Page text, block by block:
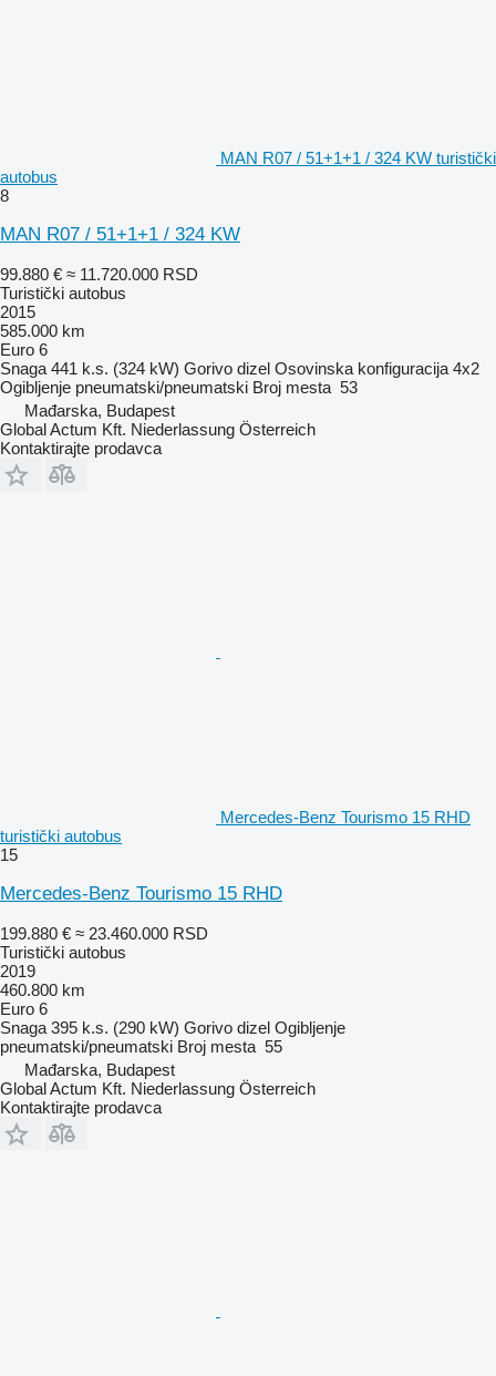
MAN R07 / 51+1+1 / 324 KW turistički
autobus
8
MAN R07 / 51+1+1 / 324 KW
99.880 € ≈ 11.720.000 RSD
Turistički autobus
2015
585.000 km
Euro 6
Snaga 441 k.s. (324 kW) Gorivo dizel Osovinska konfiguracija 4x2
Ogibljenje pneumatski/pneumatski Broj mesta 53
Mađarska, Budapest
Global Actum Kft. Niederlassung Österreich
Kontaktirajte prodavca
Mercedes-Benz Tourismo 15 RHD
turistički autobus
15
Mercedes-Benz Tourismo 15 RHD
199.880 € ≈ 23.460.000 RSD
Turistički autobus
2019
460.800 km
Euro 6
Snaga 395 k.s. (290 kW) Gorivo dizel Ogibljenje
pneumatski/pneumatski Broj mesta 55
Mađarska, Budapest
Global Actum Kft. Niederlassung Österreich
Kontaktirajte prodavca